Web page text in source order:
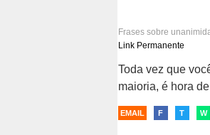
Frases sobre
Link Permanente
Toda vez que
maioria, é hora
EMAIL F T W